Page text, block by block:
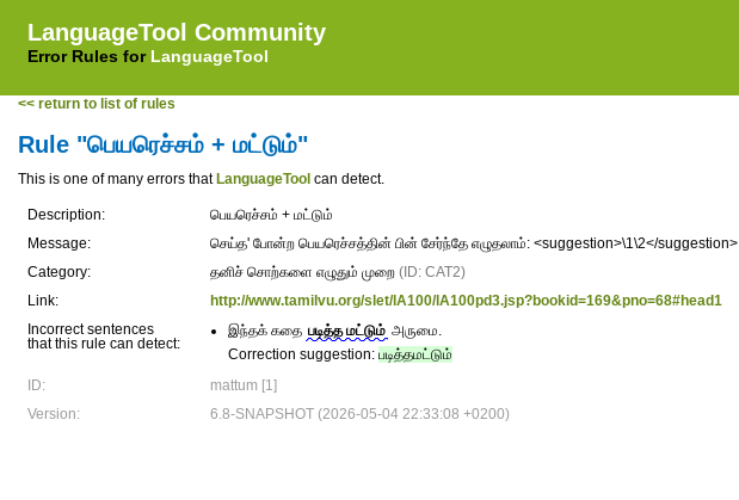
LanguageTool Community
Error Rules for LanguageTool
<< return to list of rules
Rule "பெயரெச்சம் + மட்டும்"
This is one of many errors that LanguageTool can detect.
Description:
பெயரெச்சம் + மட்டும்
Message:
செய்த' போன்ற பெயரெச்சத்தின் பின் சேர்ந்தே எழுதலாம்: <suggestion>\1\2</suggestion>
Category:
தனிச் சொற்களை எழுதும் முறை (ID: CAT2)
Link:
http://www.tamilvu.org/slet/lA100/lA100pd3.jsp?bookid=169&pno=68#head1
Incorrect sentences
that this rule can detect:
இந்தக் கதை படித்த மட்டும் அருமை.
Correction suggestion: படித்தமட்டும்
ID:
mattum [1]
Version:
6.8-SNAPSHOT (2026-05-04 22:33:08 +0200)